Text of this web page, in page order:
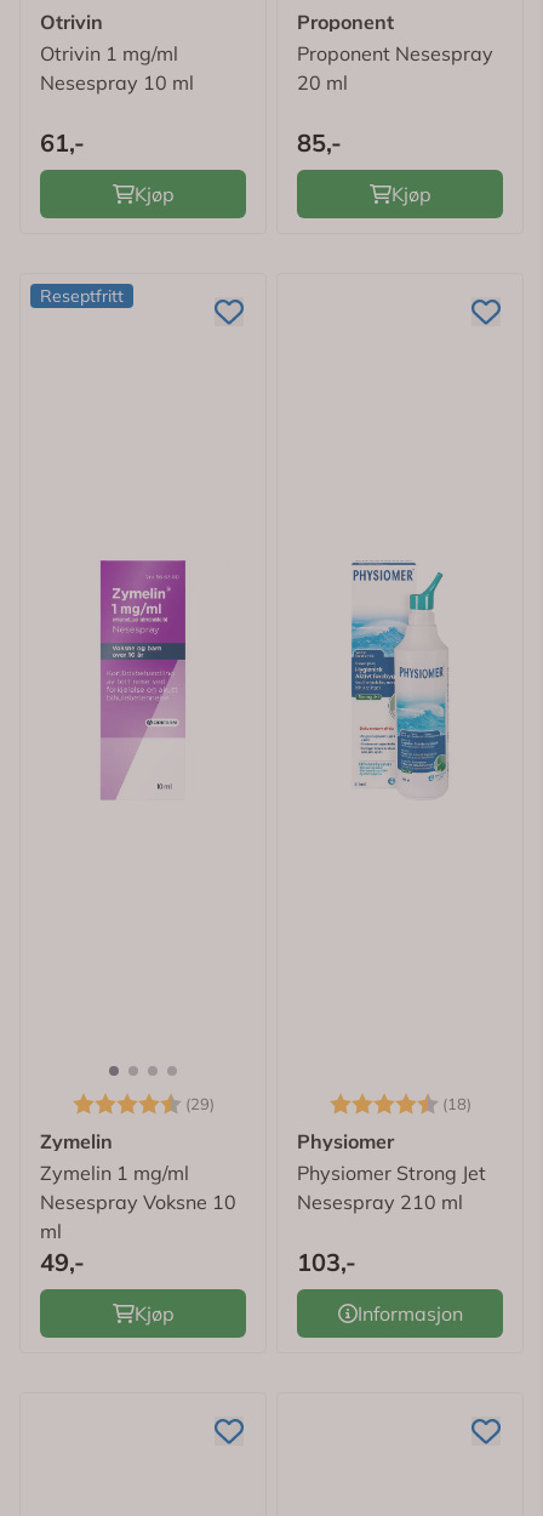
Otrivin
Otrivin 1 mg/ml
Nesespray 10 ml
61,-
Kjøp
Proponent
Proponent Nesespray
20 ml
85,-
Kjøp
Reseptfritt
Karakter: (29)
4.6 av 5 mulige
Zymelin
Zymelin 1 mg/ml
Nesespray Voksne 10
ml
49,-
Kjøp
Karakter: (18)
Physiomer
Physiomer Strong Jet
Nesespray 210 ml
103,-
Informasjon